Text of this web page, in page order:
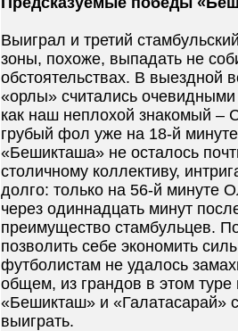
Выиграл и третий
зоны, похоже, выпадать не
обстоятельствах. В выездной
«орлы» считались
как наш неплохой знакомый –
грубый фол уже на 18-й
«Бешикташа» не осталось
столичному коллективу,
долго: только на 56-й минуте
через одиннадцать минут
преимущество стамбульцев.
позволить себе экономить
футболистам не удалось
общем, из грандов в этом
«Бешикташ» и «Галатасарай»
выиграть.